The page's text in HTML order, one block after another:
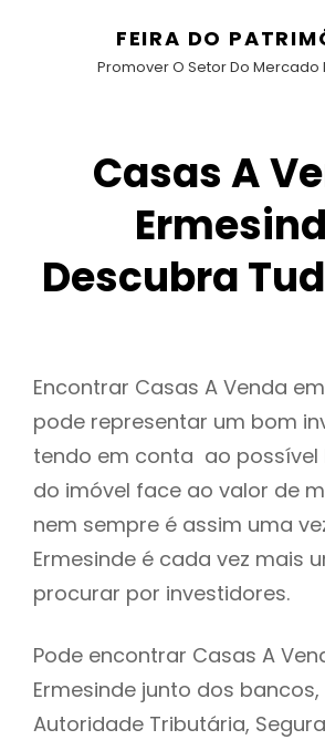
FEIRA DO
Promover O Setor Do Mercado
Casas A
Descubra
Encontrar Casas A Venda
pode representar um bom
tendo em conta ao possível
do imóvel face ao valor de
nem sempre é assim uma
Ermesinde é cada vez mais
procurar por investidores.
Pode encontrar Casas A
Ermesinde junto dos
Autoridade Tributária,